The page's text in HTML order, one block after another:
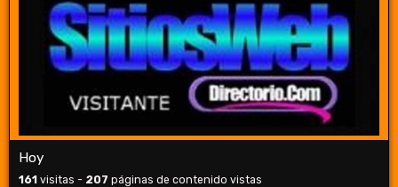
Hoy
161 visitas - 207 páginas de contenido vistas